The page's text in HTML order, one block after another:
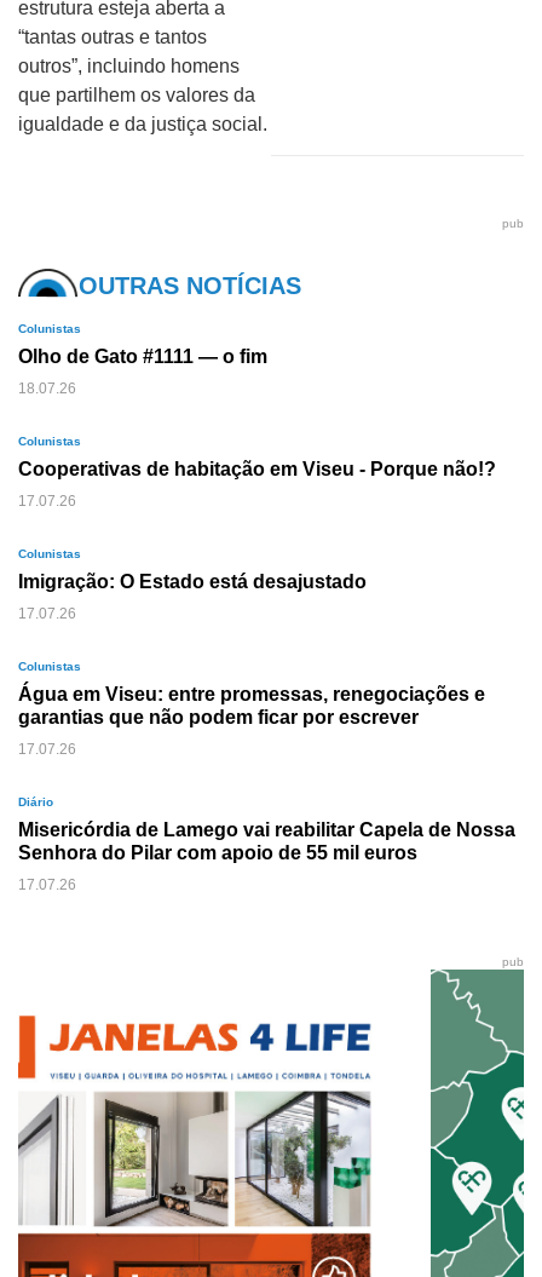
estrutura esteja aberta a
“tantas outras e tantos
outros”, incluindo homens
que partilhem os valores da
igualdade e da justiça social.
pub
OUTRAS NOTÍCIAS
Colunistas
Olho de Gato #1111 — o fim
18.07.26
Colunistas
Cooperativas de habitação em Viseu - Porque não!?
17.07.26
Colunistas
Imigração: O Estado está desajustado
17.07.26
Colunistas
Água em Viseu: entre promessas, renegociações e
garantias que não podem ficar por escrever
17.07.26
Diário
Misericórdia de Lamego vai reabilitar Capela de Nossa
Senhora do Pilar com apoio de 55 mil euros
17.07.26
pub